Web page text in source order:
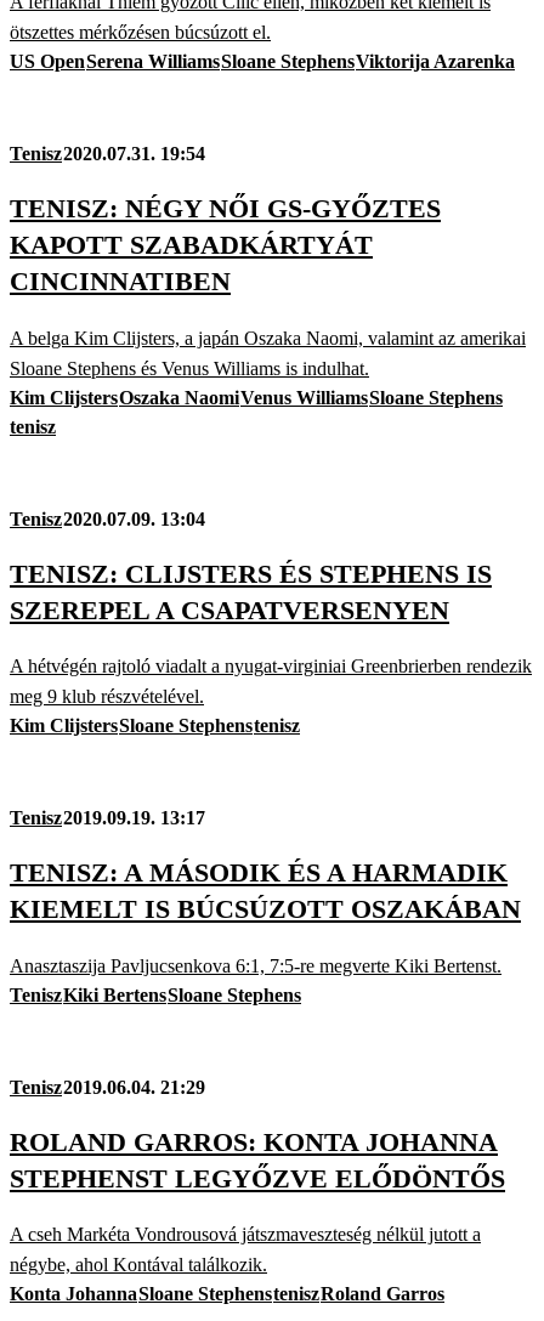
ötszettes mérkőzésen búcsúzott el.
US OpenSerena WilliamsSloane StephensViktorija Azarenka
Tenisz2020.07.31. 19:54
TENISZ: NÉGY NŐI GS-GYŐZTES
KAPOTT SZABADKÁRTYÁT
CINCINNATIBEN
A belga Kim Clijsters, a japán Oszaka Naomi, valamint az amerikai
Sloane Stephens és Venus Williams is indulhat.
Kim ClijstersOszaka NaomiVenus WilliamsSloane Stephens
tenisz
Tenisz2020.07.09. 13:04
TENISZ: CLIJSTERS ÉS STEPHENS IS
SZEREPEL A CSAPATVERSENYEN
A hétvégén rajtoló viadalt a nyugat-virginiai Greenbrierben rendezik
meg 9 klub részvételével.
Kim ClijstersSloane Stephenstenisz
Tenisz2019.09.19. 13:17
TENISZ: A MÁSODIK ÉS A HARMADIK
KIEMELT IS BÚCSÚZOTT OSZAKÁBAN
Anasztaszija Pavljucsenkova 6:1, 7:5-re megverte Kiki Bertenst.
TeniszKiki BertensSloane Stephens
Tenisz2019.06.04. 21:29
ROLAND GARROS: KONTA JOHANNA
STEPHENST LEGYŐZVE ELŐDÖNTŐS
A cseh Markéta Vondrousová játszmaveszteség nélkül jutott a
négybe, ahol Kontával találkozik.
Konta JohannaSloane StephensteniszRoland Garros